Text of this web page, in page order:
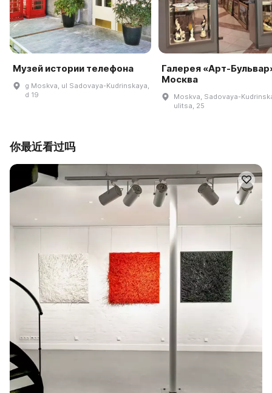
Музей истории телефона
g Moskva, ul Sadovaya-Kudrinskaya,
d 19
Галерея «Арт-
Москва
Moskva, Sadovaya-
ulitsa, 25
你最近看过吗